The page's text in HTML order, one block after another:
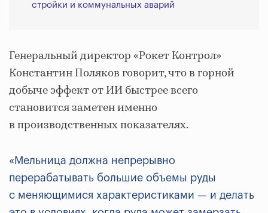
стройки и коммунальных аварий
Генеральный директор «Рокет Контрол»
Константин Поляков говорит, что в горной
добыче эффект от ИИ быстрее всего
становится заметен именно
в производственных показателях.
«Мельница должна непрерывно
перерабатывать большие объемы руды
с меняющимися характеристиками — и делать